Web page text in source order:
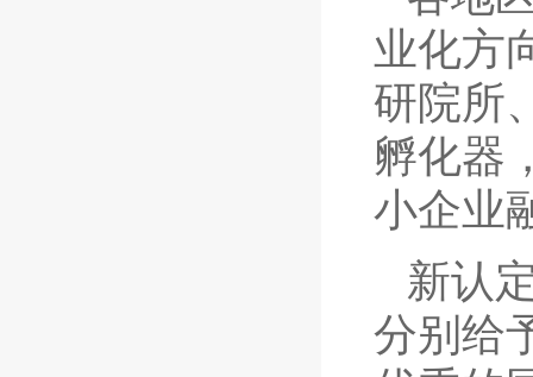
业化方
研院所
孵化器
小企业
新认
分别给